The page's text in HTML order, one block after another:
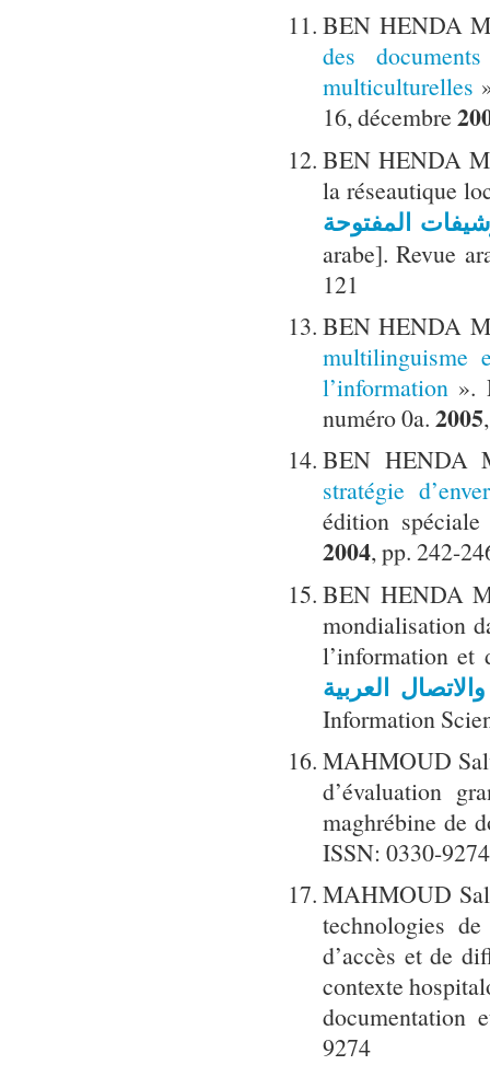
BEN HENDA
des
multiculturelles
16, décembre
BEN HENDA
la réseautique
arabe]. Revue
121
BEN HENDA
multilinguisme
l’information ».
numéro 0a. 2005
BEN HENDA
stratégie
édition
2004, pp. 242-
BEN HENDA
mondialisation
l’information
العربية
Information
MAHMOUD
d’évaluation
maghrébine de
ISSN: 0330-9274
MAHMOUD
technologies
d’accès et de
contexte
documentation
9274